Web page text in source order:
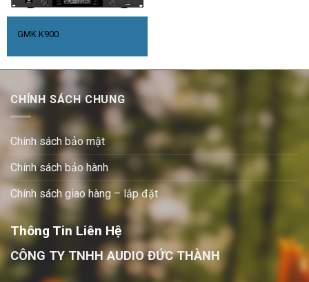
GMK K900
CHÍNH SÁCH CHUNG
Chính sách bảo mật
Chính sách bảo hành
Chính sách giao hàng – lắp đặt
Thông Tin Liên Hệ
CÔNG TY TNHH AUDIO ĐỨC THÀNH